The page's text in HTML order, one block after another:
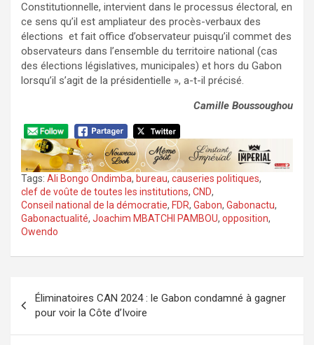
Constitutionnelle, intervient dans le processus électoral, en
ce sens qu’il est ampliateur des procès-verbaux des
élections et fait office d’observateur puisqu’il commet des
observateurs dans l’ensemble du territoire national (cas
des élections législatives, municipales) et hors du Gabon
lorsqu’il s’agit de la présidentielle », a-t-il précisé.
Camille Boussoughou
Tags: Ali Bongo Ondimba, bureau, causeries politiques,
clef de voûte de toutes les institutions, CND,
Conseil national de la démocratie, FDR, Gabon, Gabonactu,
Gabonactualité, Joachim MBATCHI PAMBOU, opposition,
Owendo
Navigation
de
l’article
Éliminatoires CAN 2024 : le Gabon condamné à gagner
pour voir la Côte d’Ivoire